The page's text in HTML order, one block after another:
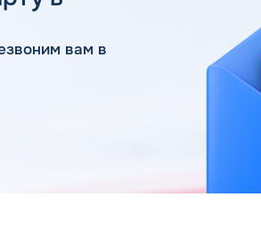
вам в
Ваша заявка
с Вами в ближайшее